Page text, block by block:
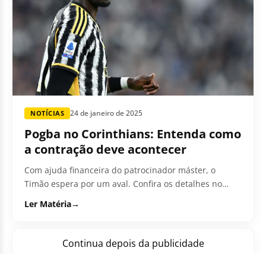
NOTÍCIAS 24 de janeiro de 2025
Pogba no Corinthians: Entenda como
a contração deve acontecer
Com ajuda financeira do patrocinador máster, o
Timão espera por um aval. Confira os detalhes no
Ler Matéria→
Continua depois da publicidade